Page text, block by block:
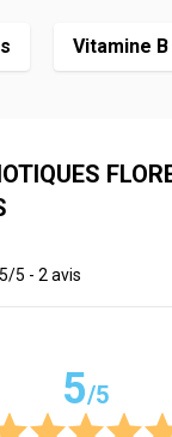
Vitamine B
5/5 - 2 avis
5/5